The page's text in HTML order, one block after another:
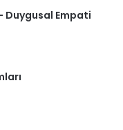
Duygusal Empati